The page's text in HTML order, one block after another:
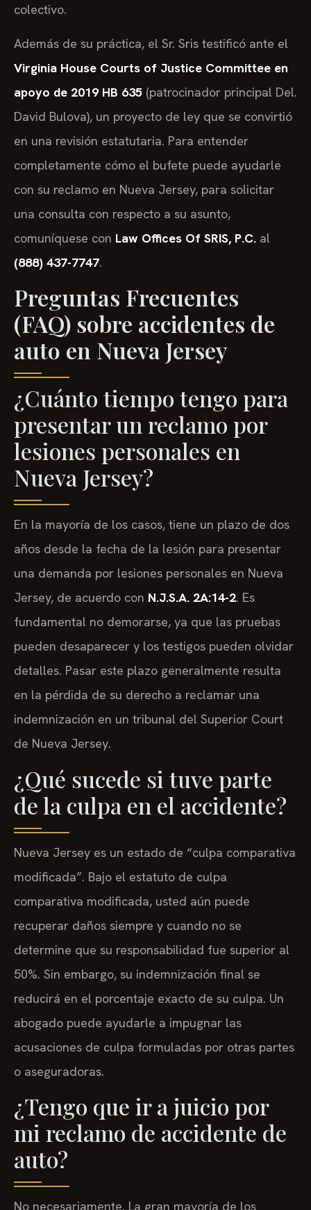
colectivo.
Además de su práctica, el Sr. Sris testificó ante el
Virginia House Courts of Justice Committee en
apoyo de 2019 HB 635 (patrocinador principal Del.
David Bulova), un proyecto de ley que se convirtió
en una revisión estatutaria. Para entender
completamente cómo el bufete puede ayudarle
con su reclamo en Nueva Jersey, para solicitar
una consulta con respecto a su asunto,
comuníquese con Law Offices Of SRIS, P.C. al
(888) 437-7747.
Preguntas Frecuentes
(FAQ) sobre accidentes de
auto en Nueva Jersey
¿Cuánto tiempo tengo para
presentar un reclamo por
lesiones personales en
Nueva Jersey?
En la mayoría de los casos, tiene un plazo de dos
años desde la fecha de la lesión para presentar
una demanda por lesiones personales en Nueva
Jersey, de acuerdo con N.J.S.A. 2A:14-2. Es
fundamental no demorarse, ya que las pruebas
pueden desaparecer y los testigos pueden olvidar
detalles. Pasar este plazo generalmente resulta
en la pérdida de su derecho a reclamar una
indemnización en un tribunal del Superior Court
de Nueva Jersey.
¿Qué sucede si tuve parte
de la culpa en el accidente?
Nueva Jersey es un estado de “culpa comparativa
modificada”. Bajo el estatuto de culpa
comparativa modificada, usted aún puede
recuperar daños siempre y cuando no se
determine que su responsabilidad fue superior al
50%. Sin embargo, su indemnización final se
reducirá en el porcentaje exacto de su culpa. Un
abogado puede ayudarle a impugnar las
acusaciones de culpa formuladas por otras partes
o aseguradoras.
¿Tengo que ir a juicio por
mi reclamo de accidente de
auto?
No necesariamente. La gran mayoría de los